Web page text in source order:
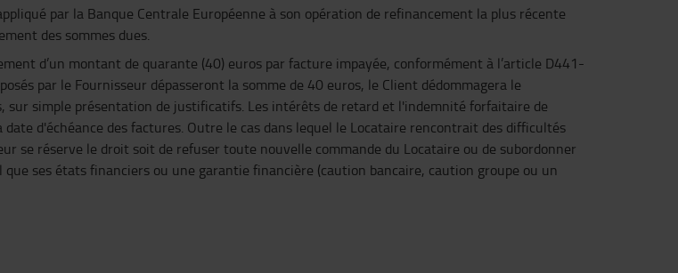
par la Banque Centrale Européenne à son opération de refinancement la plus récente
des sommes dues.
d’un montant de quarante (40) euros par facture impayée, conformément à l’article D441-
par le Fournisseur dépasseront la somme de 40 euros, le Client dédommagera le
simple présentation de justificatifs. Les intérêts de retard et l'indemnité forfaitaire de
d'échéance des factures. Outre le cas dans lequel le Locataire rencontrait des difficultés
se réserve le droit soit de refuser toute nouvelle commande du Locataire ou de subordonner
ses états financiers ou une garantie financière (caution bancaire, caution groupe ou un